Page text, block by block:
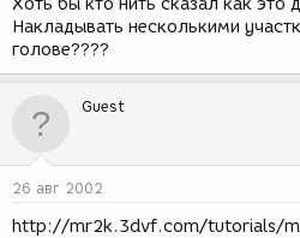
Хоть бы кто нить сказал как это
Накладывать несколькими
голове????
Guest
26 авг 2002
http://mr2k.3dvf.com/tutorials/